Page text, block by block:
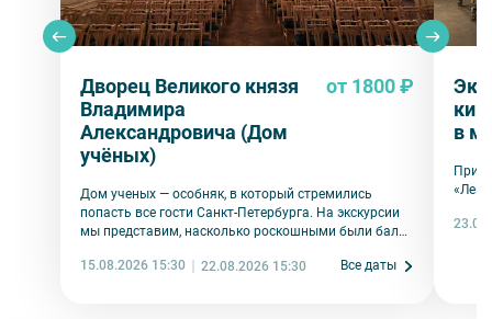
Дворец Великого князя
Владимира
Александровича (Дом
учёных)
от 1800 ₽
Дом ученых — особняк, в который стремились
попасть все гости Санкт-Петербурга. На экскурсии
мы представим, насколько роскошными были балы
15.08.2026 15:30
22.08.2026 15:30 Все даты
в